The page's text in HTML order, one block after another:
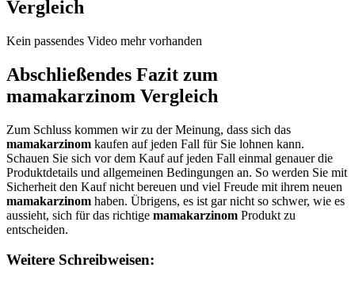
Vergleich
Kein passendes Video mehr vorhanden
Abschließendes Fazit zum
mamakarzinom Vergleich
Zum Schluss kommen wir zu der Meinung, dass sich das
mamakarzinom kaufen auf jeden Fall für Sie lohnen kann.
Schauen Sie sich vor dem Kauf auf jeden Fall einmal genauer die
Produktdetails und allgemeinen Bedingungen an. So werden Sie mit
Sicherheit den Kauf nicht bereuen und viel Freude mit ihrem neuen
mamakarzinom haben. Übrigens, es ist gar nicht so schwer, wie es
aussieht, sich für das richtige mamakarzinom Produkt zu
entscheiden.
Weitere Schreibweisen: